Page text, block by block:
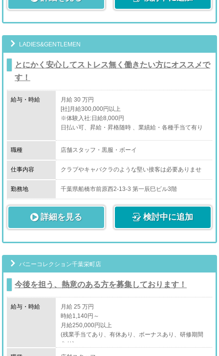
・電話受付
・WEB更新
・オフィス清掃
［ドライバー］
コンパニオンさんを、
お客様ご指定の場所に送迎するお仕事です。
※お客様と接することはありません。
います。
・売上管理
媒体アクセスや費用対効果など、無駄がないか日々管理
しています。
・営業戦略立案
新規数やリピート数を伸ばすためイベントや企画を考え
て実行します。
・会議出席
［店舗スタッフ正社員・店舗スタッフアルバイト］
・コンパニオンさんのサポート、ケア
・電話受付
・WEB更新
・オフィス清掃
・コンパニオンさんの送迎
［ドライバー］
コンパニオンさんを、
JR「西船橋」駅より徒歩2分
LADIES&GENTLEMEN
とにかく安心してストレス無く働きたい方にオススメで
す！
給与・時給
月給 30 万円
[社]月給300,000円以上
※体験入社:日給8,000円
日払い可、昇給・昇格随時 、業績給・各種手当て有り
[ア]時給1,140円以上
職種 店舗スタッフ・黒服・ボーイ
仕事内容
クラブやキャバクラのような堅い接客は必要ありませ
ん!
「とにかく稼ぎたい！」
「実力を認めてもらいたい！」
そんな気持ちが応募動機でOK！！
あなたのその熱意、当店は高く評価します。
当店でオン・オフを切り替えて、安定したワークスタイ
有給休暇もしっかり取って、プライベートを充実させて
くださいね。
安心して働ける、安定して稼げる、笑顔の絶えない仕
事。
法令遵守で経営をしている当店なら、その全てが揃って
います！
まずはお気軽に体験入社へどうぞ！！
あなたからのご応募、心よりお待ちしています。
勤務地 千葉県船橋市前原西2-13-3 第一辰巳ビル3階
詳細を見る 検討中に追加
バニーコレクション千葉栄町店
今後を担う、熱意のある方を募集しております！
給与・時給
月給 25 万円
時給1,140円～
月給250,000円以上
(残業手当てあり、有休あり、ボーナスあり、研修期間
あり)